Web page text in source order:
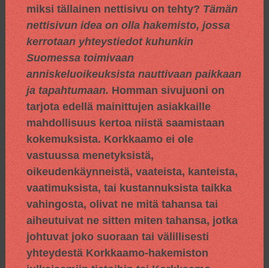
miksi tällainen nettisivu on tehty? Tämän
nettisivun idea on olla hakemisto, jossa
kerrotaan yhteystiedot kuhunkin
Suomessa toimivaan
anniskeluoikeuksista nauttivaan paikkaan
ja tapahtumaan. Homman sivujuoni on
tarjota edellä mainittujen asiakkaille
mahdollisuus kertoa niistä saamistaan
kokemuksista. Korkkaamo ei ole
vastuussa menetyksistä,
oikeudenkäynneistä, vaateista, kanteista,
vaatimuksista, tai kustannuksista taikka
vahingosta, olivat ne mitä tahansa tai
aiheutuivat ne sitten miten tahansa, jotka
johtuvat joko suoraan tai välillisesti
yhteydestä Korkkaamo-hakemiston